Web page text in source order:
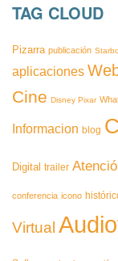
TAG CLOUD
Pizarra publicación
aplicaciones
Cine Disney Pixar
Informacion blog
Digital trailer
conferencia icono
Virtual